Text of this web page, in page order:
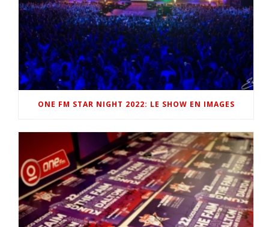
ONE FM STAR NIGHT 2022: LE SHOW EN IMAGES